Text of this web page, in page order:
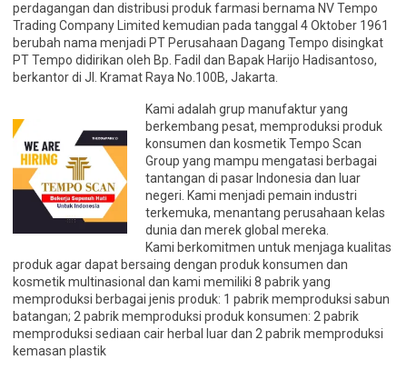
perdagangan dan distribusi produk farmasi bernama NV Tempo
Trading Company Limited kemudian pada tanggal 4 Oktober 1961
berubah nama menjadi PT Perusahaan Dagang Tempo disingkat
PT Tempo didirikan oleh Bp. Fadil dan Bapak Harijo Hadisantoso,
berkantor di Jl. Kramat Raya No.100B, Jakarta.
Kami adalah grup manufaktur yang
berkembang pesat, memproduksi produk
konsumen dan kosmetik Tempo Scan
Group yang mampu mengatasi berbagai
tantangan di pasar Indonesia dan luar
negeri. Kami menjadi pemain industri
terkemuka, menantang perusahaan kelas
dunia dan merek global mereka.
Kami berkomitmen untuk menjaga kualitas
produk agar dapat bersaing dengan produk konsumen dan
kosmetik multinasional dan kami memiliki 8 pabrik yang
memproduksi berbagai jenis produk: 1 pabrik memproduksi sabun
batangan; 2 pabrik memproduksi produk konsumen: 2 pabrik
memproduksi sediaan cair herbal luar dan 2 pabrik memproduksi
kemasan plastik